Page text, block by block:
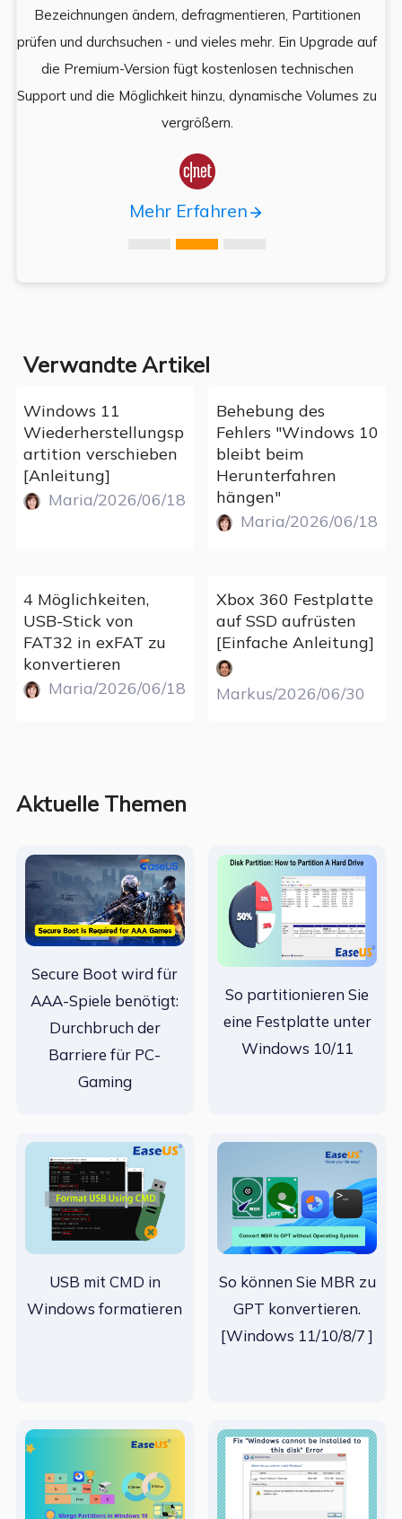
Bezeichnungen ändern, defragmentieren, Partitionen
prüfen und durchsuchen - und vieles mehr. Ein Upgrade auf
die Premium-Version fügt kostenlosen technischen
Support und die Möglichkeit hinzu, dynamische Volumes zu
vergrößern.

Mehr Erfahren
Verwandte Artikel
Windows 11
Wiederherstellungsp
artition verschieben
[Anleitung]
Maria/2026/06/18
Behebung des
Fehlers "Windows 10
bleibt beim
Herunterfahren
hängen"
Maria/2026/06/18
4 Möglichkeiten,
USB-Stick von
FAT32 in exFAT zu
konvertieren
Maria/2026/06/18
Xbox 360 Festplatte
auf SSD aufrüsten
[Einfache Anleitung]
Markus/2026/06/30
Aktuelle Themen
Secure Boot wird für
AAA-Spiele benötigt:
Durchbruch der
Barriere für PC-
Gaming
So partitionieren Sie
eine Festplatte unter
Windows 10/11
USB mit CMD in
Windows formatieren
So können Sie MBR zu
GPT konvertieren.
[Windows 11/10/8/7 ]